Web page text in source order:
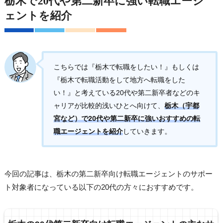
ェントを紹介
こちらでは『栃木で転職をしたい！』もしくは
『栃木で転職活動をして地方へ転職をした
い！』と考えている20代や第二新卒者などのキ
ャリアが比較的浅いひとへ向けて、 栃木（宇都
宮など）で20代や第二新卒に強いおすすめの転
職エージェントを紹介していきます。
今回の記事は、栃木の第二新卒向け転職エージェントのサポー
ト対象者になっている以下の20代の方々におすすめです。